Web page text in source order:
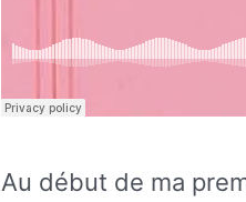
Au début de ma